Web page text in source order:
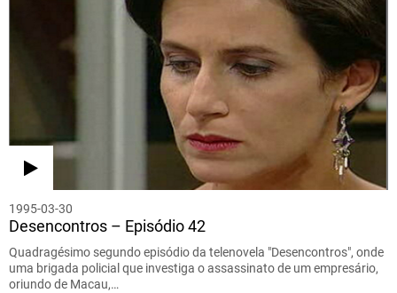
1995-03-30
Desencontros – Episódio 42
Quadragésimo segundo episódio da telenovela "Desencontros", onde
uma brigada policial que investiga o assassinato de um empresário,
oriundo de Macau,…